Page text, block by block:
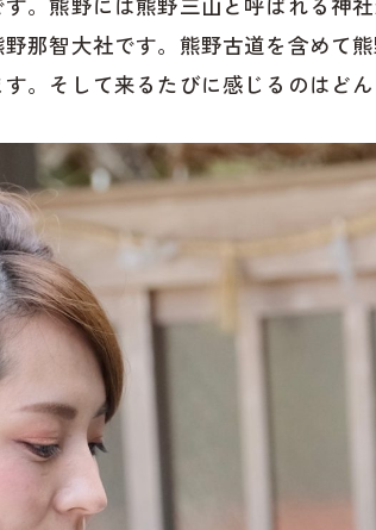
那智大社です。熊野古道を含めて
。そして来るたびに感じるのはど